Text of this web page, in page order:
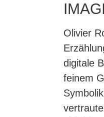
Olivier
digitale
feinem